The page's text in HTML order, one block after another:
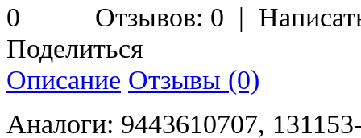
Отзывов: 0 |
Поделиться
Описание Отзывы (0)
Аналоги: 9443610707,